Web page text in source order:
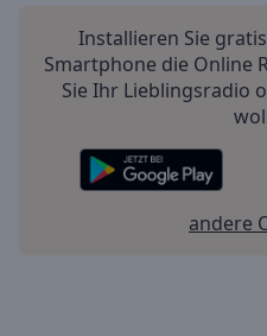
Installieren Sie gratis
Smartphone die Online
Sie Ihr Lieblingsradio
andere